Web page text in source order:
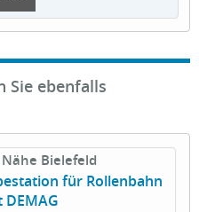
Sie ebenfalls
Bielefeld
für Rollenbahn